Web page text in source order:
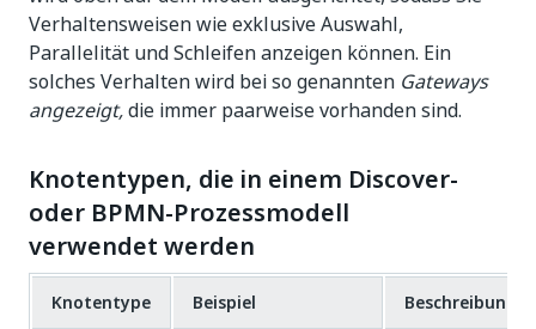
Verhaltensweisen wie exklusive Auswahl,
Parallelität und Schleifen anzeigen können. Ein
solches Verhalten wird bei so genannten Gateways
angezeigt,die immer paarweise vorhanden sind.
Knotentypen, die in einem Discover-
oder BPMN-Prozessmodell
verwendet werden
Knotentype Beispiel Beschreibung